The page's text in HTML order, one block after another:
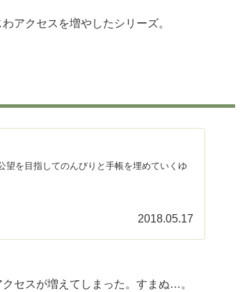
アクセスを増やしたシリーズ。
望を目指してのんびりと手帳を埋めていくゆ
2018.05.17
セスが増えてしまった。すまぬ…。